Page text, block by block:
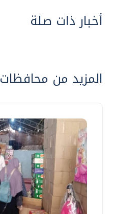
أخبار ذات صلة
المزيد من محافظات